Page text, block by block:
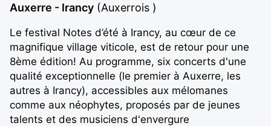
Auxerre - Irancy (Auxerrois )
Le festival Notes d’été à Irancy, au cœur de ce
magnifique village viticole, est de retour pour une
8ème édition! Au programme, six concerts d'une
qualité exceptionnelle (le premier à Auxerre, les
autres à Irancy), accessibles aux mélomanes
comme aux néophytes, proposés par de jeunes
talents et des musiciens d'envergure